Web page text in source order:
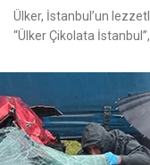
Ülker, İstanbul’un
“Ülker Çikolata